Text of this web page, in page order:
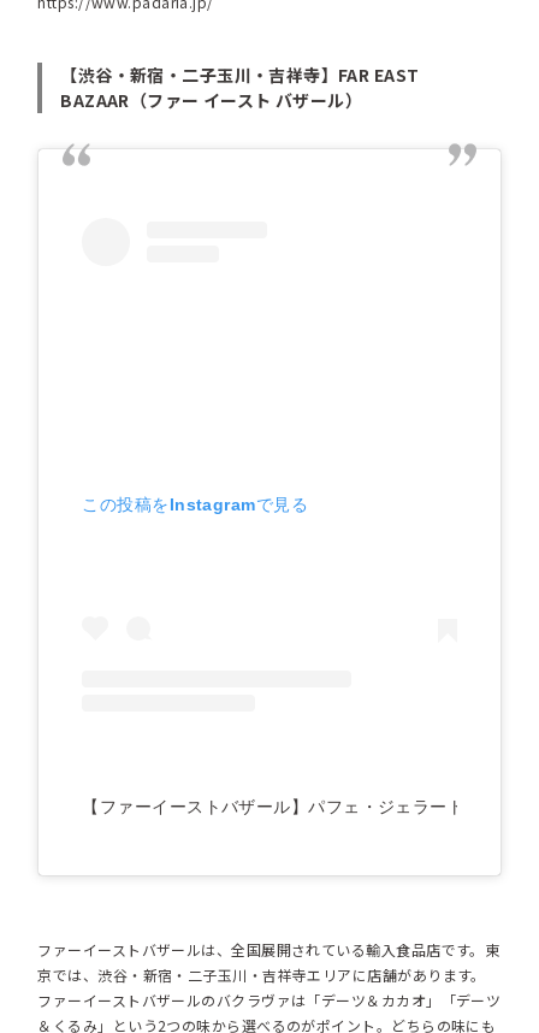
【渋谷・新宿・二子玉川・吉祥寺】FAR EAST
BAZAAR（ファー イースト バザール）
この投稿をInstagramで見る
【ファーイーストバザール】パフェ・ジェラート・カ
ファーイーストバザールは、全国展開されている輸入食品店です。東
京では、渋谷・新宿・二子玉川・吉祥寺エリアに店舗があります。
ファーイーストバザールのバクラヴァは「デーツ＆カカオ」「デーツ
＆くるみ」という2つの味から選べるのがポイント。どちらの味にも